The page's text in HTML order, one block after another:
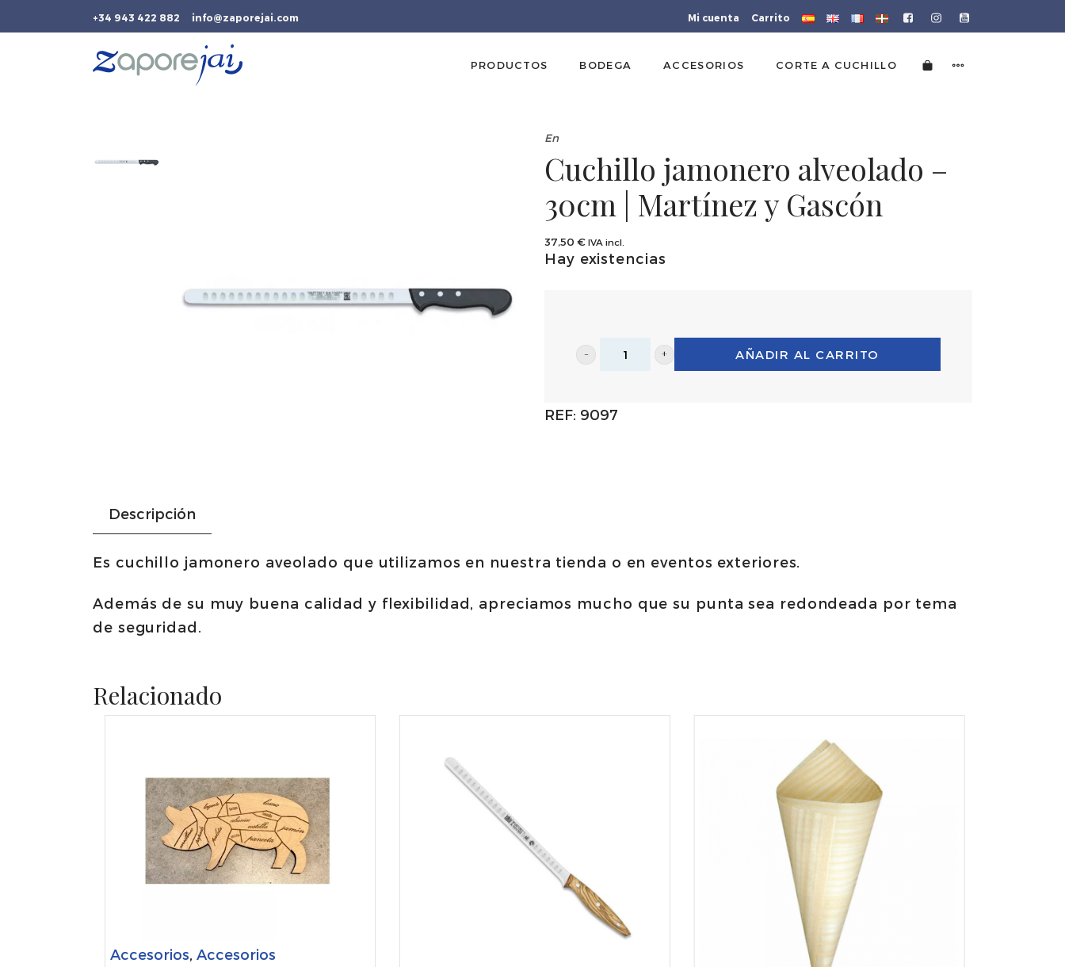
+34 943 422 882 info@zaporejai.com Mi cuenta Carrito
PRODUCTOS BODEGA ACCESORIOS CORTE A CUCHILLO
En
Cuchillo jamonero alveolado –
30cm | Martínez y Gascón
37,50 € IVA incl.
Hay existencias
Cuchillo
alveolado
Gascón
AÑADIR AL CARRITO
REF: 9097
Descripción
Es cuchillo jamonero aveolado que utilizamos en nuestra tienda o en eventos exteriores.
Además de su muy buena calidad y flexibilidad, apreciamos mucho que su punta sea redondeada por tema
de seguridad.
Relacionado
Accesorios Accesorios